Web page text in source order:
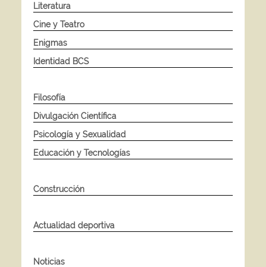
Literatura
Cine y Teatro
Enigmas
Identidad BCS
Filosofía
Divulgación Científica
Psicología y Sexualidad
Educación y Tecnologías
Construcción
Actualidad deportiva
Noticias